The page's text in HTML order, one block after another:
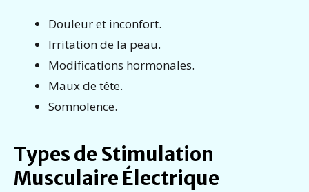
Douleur et inconfort.
Irritation de la peau.
Modifications hormonales.
Maux de tête.
Somnolence.
Types de Stimulation
Musculaire Électrique